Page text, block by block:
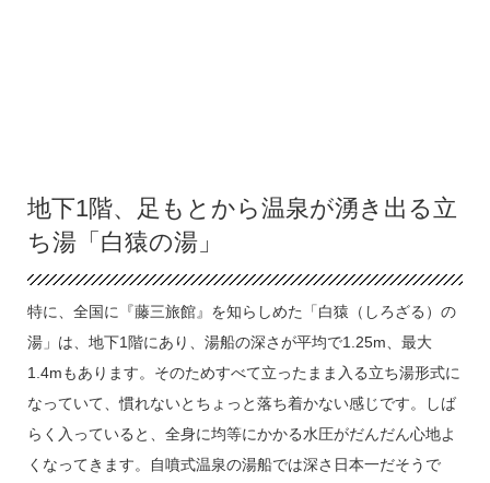
地下1階、足もとから温泉が湧き出る立
ち湯「白猿の湯」
特に、全国に『藤三旅館』を知らしめた「白猿（しろざる）の
湯」は、地下1階にあり、湯船の深さが平均で1.25m、最大
1.4mもあります。そのためすべて立ったまま入る立ち湯形式に
なっていて、慣れないとちょっと落ち着かない感じです。しば
らく入っていると、全身に均等にかかる水圧がだんだん心地よ
くなってきます。自噴式温泉の湯船では深さ日本一だそうで